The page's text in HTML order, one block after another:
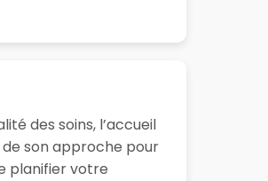
des soins, l’accueil
son approche pour
planifier votre